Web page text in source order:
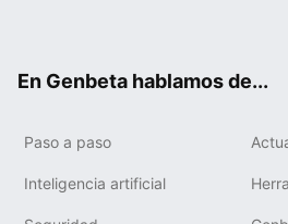
En Genbeta hablamos de...
Paso a paso
Inteligencia artificial